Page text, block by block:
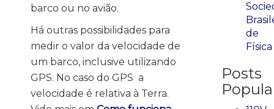
barco ou no avião.
Há outras possibilidades para
medir o valor da velocidade de
um barco, inclusive utilizando
GPS. No caso do GPS a
velocidade é relativa à Terra.
de
Física
Posts